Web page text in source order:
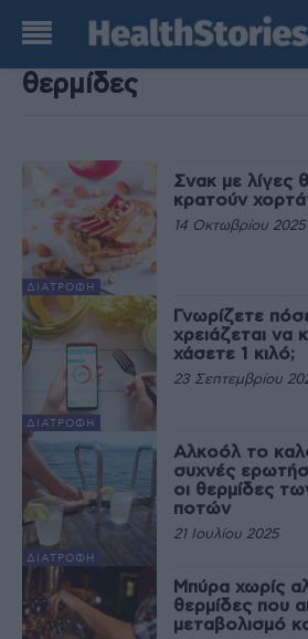
ΑΠΟΤΕΛΕΣΜΑΤΑ
ΔΙΑΤΡΟΦΉ
Σνακ με λίγες
κρατούν
14 Οκτωβρίου 2025
ΔΙΑΤΡΟΦΉ
Γνωρίζετε
χρειάζεται να
χάσετε 1 κιλό;
23 Σεπτεμβρίου
ΔΙΑΤΡΟΦΉ
Αλκοόλ το
συχνές
οι θερμίδες
ποτών
21 Ιουλίου 2025
Μπύρα χωρίς
θερμίδες που
μεταβολισμό